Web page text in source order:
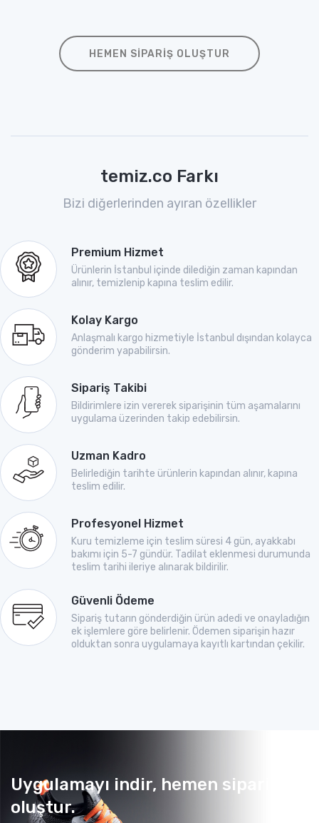
HEMEN SIPARIŞ OLUŞTUR
temiz.co Farkı
Bizi diğerlerinden ayıran özellikler
Premium Hizmet
Ürünlerin İstanbul içinde dilediğin zaman kapından
alınır, temizlenip kapına teslim edilir.
Kolay Kargo
Anlaşmalı kargo hizmetiyle İstanbul dışından kolayca
gönderim yapabilirsin.
Sipariş Takibi
Bildirimlere izin vererek siparişinin tüm aşamalarını
uygulama üzerinden takip edebilirsin.
Uzman Kadro
Belirlediğin tarihte ürünlerin kapından alınır, kapına
teslim edilir.
Profesyonel Hizmet
Kuru temizleme için teslim süresi 4 gün, ayakkabı
bakımı için 5-7 gündür. Tadilat eklenmesi durumunda
teslim tarihi ileriye alınarak bildirilir.
Güvenli Ödeme
Sipariş tutarın gönderdiğin ürün adedi ve onayladığın
ek işlemlere göre belirlenir. Ödemen siparişin hazır
olduktan sonra uygulamaya kayıtlı kartından çekilir.
Uygulamayı indir, hemen sipariş
oluştur.